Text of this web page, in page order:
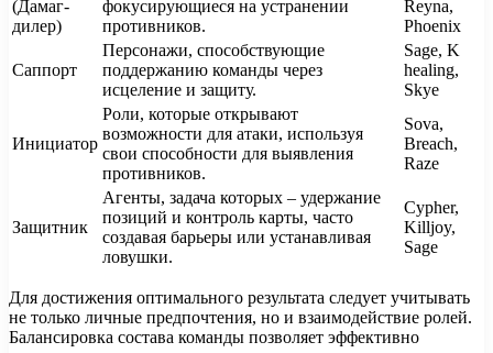
(Дамаг-
дилер)
фокусирующиеся на устранении
противников.
Reyna,
Phoenix
Саппорт
Персонажи, способствующие
поддержанию команды через
исцеление и защиту.
Sage, K
healing,
Skye
Инициатор
Роли, которые открывают
возможности для атаки, используя
свои способности для выявления
противников.
Sova,
Breach,
Raze
Защитник
Агенты, задача которых – удержание
позиций и контроль карты, часто
создавая барьеры или устанавливая
ловушки.
Cypher,
Killjoy,
Sage
Для достижения оптимального результата следует учитывать
не только личные предпочтения, но и взаимодействие ролей.
Балансировка состава команды позволяет эффективно